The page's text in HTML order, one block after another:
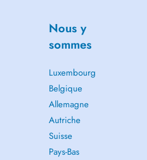
Nous y
sommes
Luxembourg
Belgique
Allemagne
Autriche
Suisse
Pays-Bas